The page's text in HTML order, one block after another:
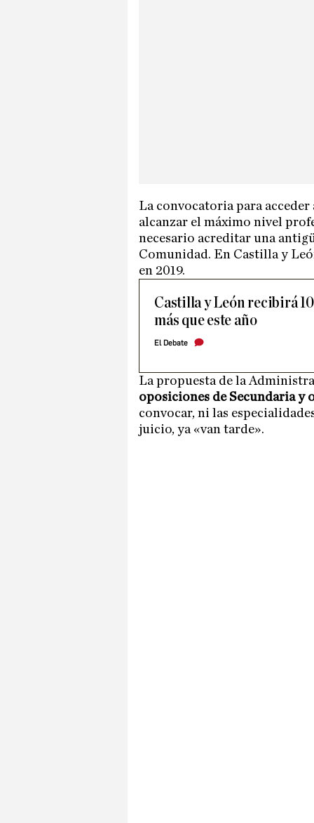
La convocatoria para
alcanzar el máximo nivel
necesario acreditar una
Comunidad. En Castilla y
en 2019.
Castilla y León recibirá
más que este año
El Debate
La propuesta de la
oposiciones de Secundaria y
convocar, ni las
juicio, ya «van tarde».